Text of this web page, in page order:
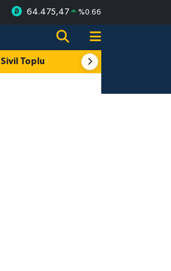
64.475,47 %0.66
Sivil Toplum Turizm